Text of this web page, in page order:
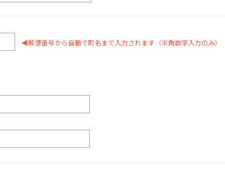
◀郵便番号から自動で町名まで入力されます（半角数字入力のみ）